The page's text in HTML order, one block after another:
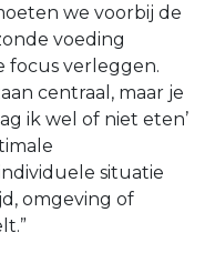
we voorbij de
voeding
focus verleggen.
centraal, maar je
ik wel of niet eten’
situatie
omgeving of